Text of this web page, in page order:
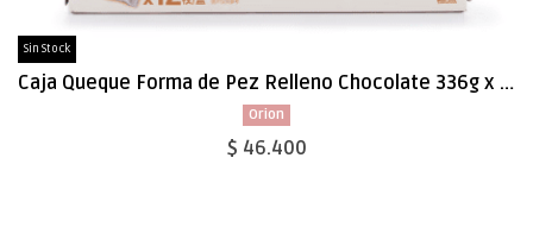
Sin Stock
Caja Queque Forma de Pez Relleno Chocolate 336g x 10
Orion
$ 46.400